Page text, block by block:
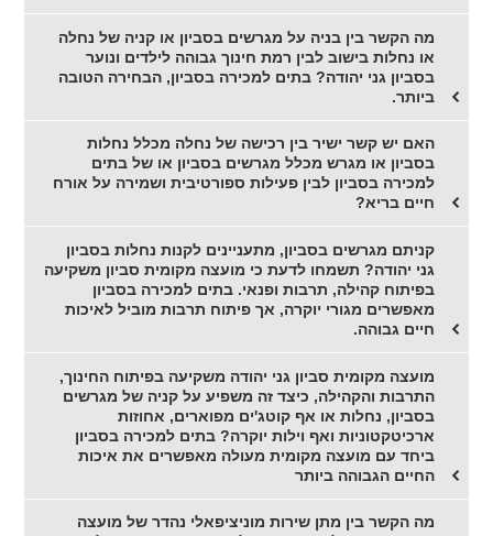
מה הקשר בין בניה על מגרשים בסביון או קניה של נחלה
או נחלות בישוב לבין רמת חינוך גבוהה לילדים ונוער
בסביון גני יהודה? בתים למכירה בסביון, הבחירה הטובה
ביותר.
האם יש קשר ישיר בין רכישה של נחלה מכלל נחלות
בסביון או מגרש מכלל מגרשים בסביון או של בתים
למכירה בסביון לבין פעילות ספורטיבית ושמירה על אורח
חיים בריא?
קניתם מגרשים בסביון, מתעניינים לקנות נחלות בסביון
גני יהודה? תשמחו לדעת כי מועצה מקומית סביון משקיעה
בפיתוח קהילה, תרבות ופנאי. בתים למכירה בסביון
מאפשרים מגורי יוקרה, אך פיתוח תרבות מוביל לאיכות
חיים גבוהה.
מועצה מקומית סביון גני יהודה משקיעה בפיתוח החינוך,
התרבות והקהילה, כיצד זה משפיע על קניה של מגרשים
בסביון, נחלות או אף קוטג'ים מפוארים, אחוזות
ארכיטקטוניות ואף וילות יוקרה? בתים למכירה בסביון
ביחד עם מועצה מקומית מעולה מאפשרים את איכות
החיים הגבוהה ביותר
מה הקשר בין מתן שירות מוניציפאלי נהדר של מועצה